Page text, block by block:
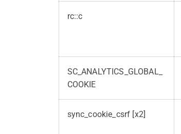
rc::c
SC_ANALYTICS_GLOBAL_
COOKIE
sync_cookie_csrf [x2]